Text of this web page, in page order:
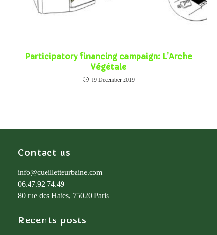
Participatory financing campaign: L’Arche
Végétale
19 December 2019
Contact us
info@cueilletteurbaine.com
06.47.92.74.49
80 rue des Haies, 75020 Paris
Recents posts